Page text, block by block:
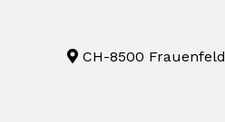
CH-8500 Frauenfeld